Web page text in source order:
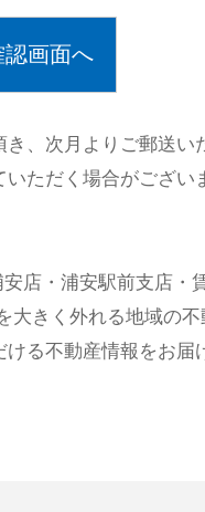
、次月よりご郵送い
ただく場合がござい
店・浦安駅前支店・
大きく外れる地域の
る不動産情報をお届